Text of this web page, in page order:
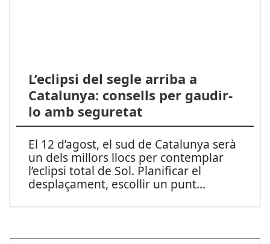
L’eclipsi del segle arriba a
Catalunya: consells per gaudir-
lo amb seguretat
El 12 d’agost, el sud de Catalunya serà
un dels millors llocs per contemplar
l’eclipsi total de Sol. Planificar el
desplaçament, escollir un punt...